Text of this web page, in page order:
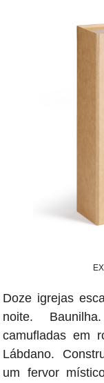
Doze igrejas
noite.
camufladas em
Lábdano.
um fervor